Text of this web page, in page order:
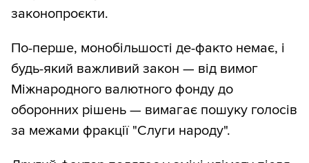
законопроєкти.
По-перше, монобільшості де-факто немає, і
будь-який важливий закон — від вимог
Міжнародного валютного фонду до
оборонних рішень — вимагає пошуку голосів
за межами фракції "Слуги народу".